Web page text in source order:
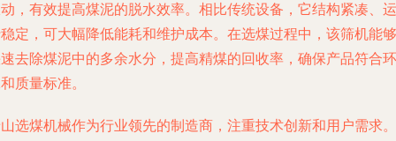
，有效提高煤泥的脱水效率。相比传统设备，它结构紧凑、运
定，可大幅降低能耗和维护成本。在选煤过程中，该筛机能够
去除煤泥中的多余水分，提高精煤的回收率，确保产品符合环
质量标准。
选煤机械作为行业领先的制造商，注重技术创新和用户需求。